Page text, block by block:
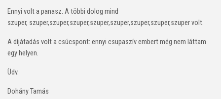
Ennyi volt a panasz. A többi dolog mind
szuper, szuper,szuper,szuper,szuper,szuper,szuper,szuper,szuper volt.
A díjátadás volt a csúcspont: ennyi csupaszív embert még nem láttam
egy helyen.
Üdv.
Dohány Tamás